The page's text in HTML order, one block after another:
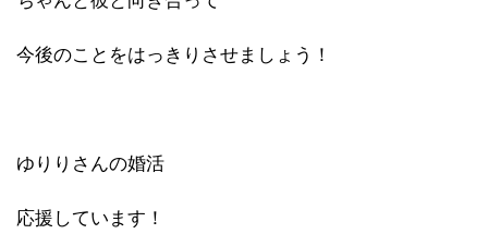
今後のことをはっきりさせましょう！
ゆりりさんの婚活
応援しています！